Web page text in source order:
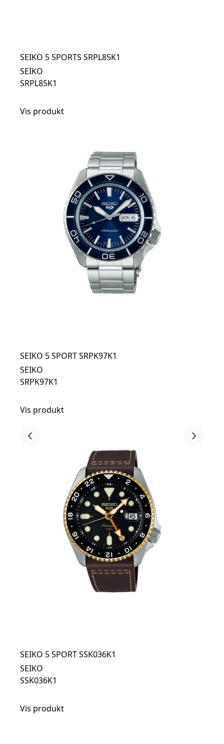
SEIKO 5 SPORTS SRPL85K1
SEIKO
SRPL85K1
Vis produkt
SEIKO 5 SPORT SRPK97K1
SEIKO
SRPK97K1
Vis produkt
SEIKO 5 SPORT SSK036K1
SEIKO
SSK036K1
Vis produkt